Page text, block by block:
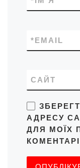
EMAIL
*
САЙТ
АДРЕСУ
ДЛЯ МОЇХ